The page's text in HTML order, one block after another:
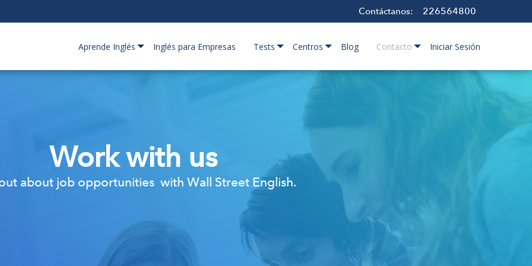
Contáctanos: 226564800
Aprende Inglés Inglés para Empresas Tests Centros Blog Contacto Iniciar Sesión
Work with us
about job opportunities with Wall Street English.